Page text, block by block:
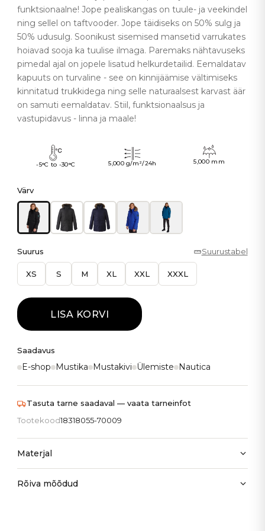
funktsionaalne! Jope pealiskangas on tuule- ja veekindel
ning sellel on taftvooder. Jope täidiseks on 50% sulg ja
50% udusulg. Soonikust sisemised mansetid varrukates
hoiavad sooja ka tuulise ilmaga. Paremaks nähtavuseks
pimedal ajal on jopele lisatud helkurdetailid. Eemaldatav
kapuuts on turvaline - see on kinnijäämise vältimiseks
kinnitatud trukkidega ning selle naturaalsest karvast äär
on samuti eemaldatav. Stiil, funktsionaalsus ja
vastupidavus - linna ja maale!
-5°C to -30°C 5,000 g/m²/24h 5,000 mm
Värv
Suurus Suurustabel
XS S M XL XXL XXXL
LISA KORVI
Saadavus
E-shop Mustika Mustakivi Ülemiste Nautica
Tasuta tarne saadaval — vaata tarneinfot
Tootekood18318055-70009
Materjal
Rõiva mõõdud